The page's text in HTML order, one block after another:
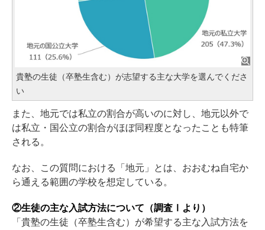
貴塾の生徒（卒塾生含む）が志望する主な大学を選んでくださ
い
また、地元では私立の割合が高いのに対し、地元以外で
は私立・国公立の割合がほぼ同程度となったことも特筆
される。
なお、この質問における「地元」とは、おおむね自宅か
ら通える範囲の学校を想定している。
②生徒の主な入試方法について（調査Ⅰより）
「貴塾の生徒（卒塾生含む）が希望する主な入試方法を